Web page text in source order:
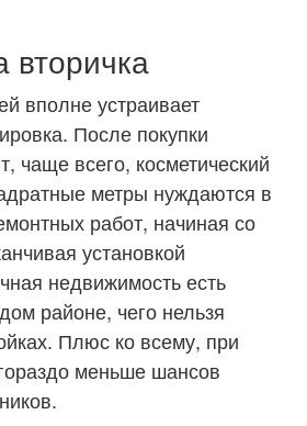
вполне устраивает
После покупки
чаще всего, косметический
метры нуждаются в
работ, начиная со
установкой
недвижимость есть
районе, чего нельзя
Плюс ко всему, при
меньше шансов